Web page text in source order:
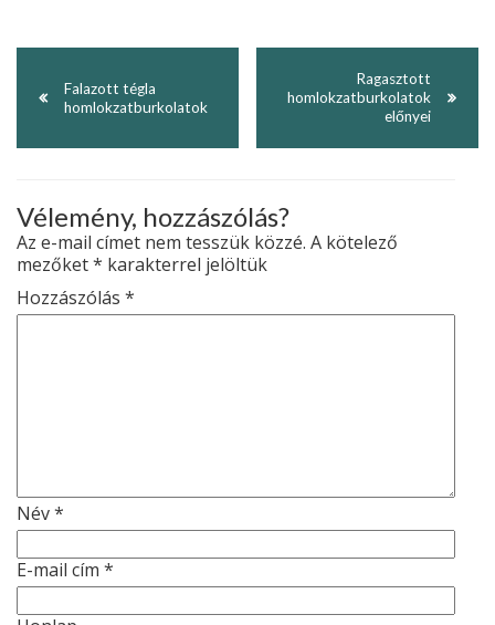
Falazott tégla
homlokzatburkolatok
Ragasztott
homlokzatburkolatok
előnyei
Vélemény, hozzászólás?
Az e-mail címet nem tesszük közzé. A kötelező
mezőket* karakterrel jelöltük
Hozzászólás *
Név*
E-mail cím *